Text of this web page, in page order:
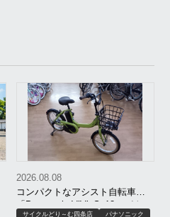
コンパクトなアシスト自転車！
「Panasonic ViVi･S･18（パナソ
2026.08.08
サイクルどり～む四条店
パナソニック